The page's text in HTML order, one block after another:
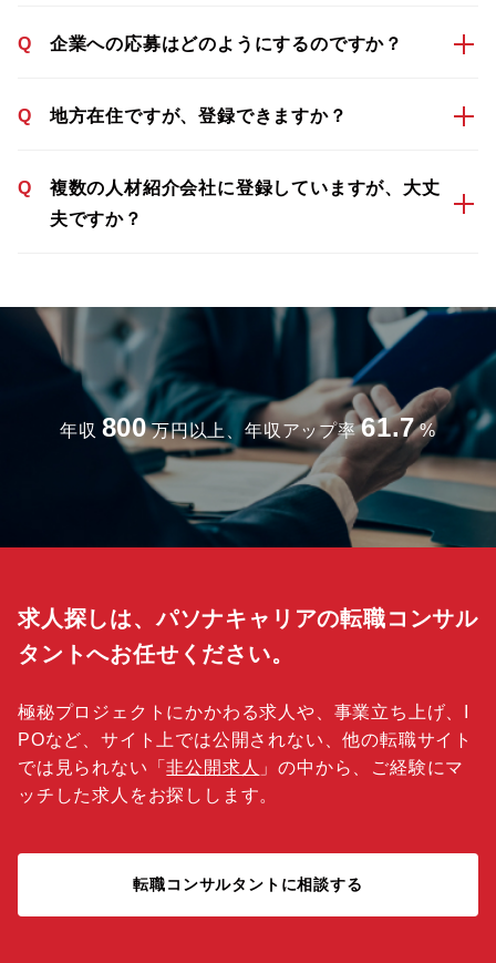
Q 企業への応募はどのようにするのですか？
Q 地方在住ですが、登録できますか？
Q
複数の人材紹介会社に登録していますが、大丈
夫ですか？
年収 800 万円以上、年収アップ率 61.7 %
求人探しは、パソナキャリアの転職コンサル
タントへお任せください。
極秘プロジェクトにかかわる求人や、事業立ち上げ、I
POなど、サイト上では公開されない、他の転職サイト
では見られない「非公開求人 」の中から、ご経験にマ
ッチした求人をお探しします。
転職コンサルタントに相談する